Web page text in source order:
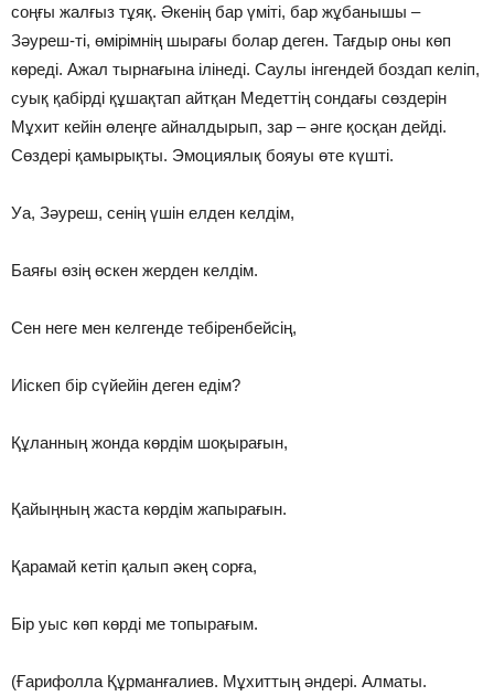
соңғы жалғыз тұяқ. Әкенің бар үміті, бар жұбанышы –
Зәуреш-ті, өмірімнің шырағы болар деген. Тағдыр оны көп
көреді. Ажал тырнағына ілінеді. Саулы інгендей боздап келіп,
суық қабірді құшақтап айтқан Медеттің сондағы сөздерін
Мұхит кейін өлеңге айналдырып, зар – әнге қосқан дейді.
Сөздері қамырықты. Эмоциялық бояуы өте күшті.
Уа, Зәуреш, сенің үшін елден келдім,
Баяғы өзің өскен жерден келдім.
Сен неге мен келгенде тебіренбейсің,
Иіскеп бір сүйейін деген едім?
Құланның жонда көрдім шоқырағын,
Қайыңның жаста көрдім жапырағын.
Қарамай кетіп қалып әкең сорға,
Бір уыс көп көрді ме топырағым.
(Ғарифолла Құрманғалиев. Мұхиттың әндері. Алматы.